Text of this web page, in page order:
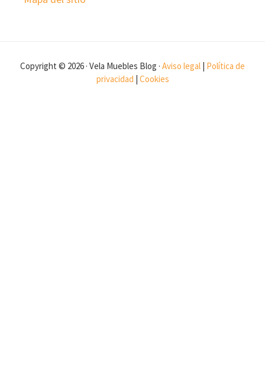
Copyright © 2026 · Vela Muebles Blog · Aviso legal | Política de
privacidad | Cookies